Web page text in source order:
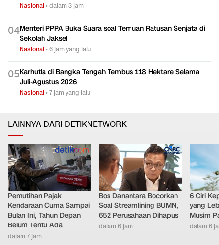
Nasional •dalam 3 jam
04Menteri PPPA Buka Suara soal Temuan Ratusan Senjata di
Sekolah Jaksel
Nasional •6 jam yang lalu
05Karhutla di Bangka Tengah Tembus 118 Hektare Selama
Juli-Agustus 2026
Nasional •7 jam yang lalu
LAINNYA DARI DETIKNETWORK
Pemutihan Pajak
Kendaraan Cuma Sampai
Bulan Ini, Tahun Depan
Belum Tentu Ada
dalam 7 jam
Bos Danantara Bocorkan
Soal Streamlining BUMN,
652 Perusahaan Dihapus
dalam 6 jam
6 Ciri
yang
Musim
dalam 6